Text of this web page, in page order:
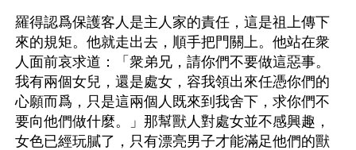
羅得認爲保護客人是主人家的責任，這是祖上傳下
來的規矩。他就走出去，順手把門關上。他站在衆
人面前哀求道：「衆弟兄，請你們不要做這惡事。
我有兩個女兒，還是處女，容我領出來任憑你們的
心願而爲，只是這兩個人既來到我舍下，求你們不
要向他們做什麼。」那幫獸人對處女並不感興趣，
女色已經玩膩了，只有漂亮男子才能滿足他們的獸